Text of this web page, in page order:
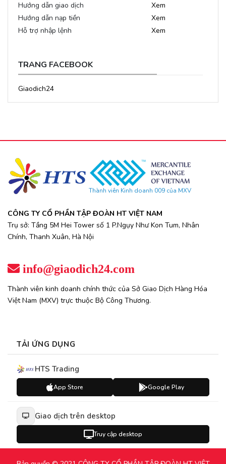
Hướng dẫn giao dịch
Xem
Hướng dẫn nạp tiền
Xem
Hỗ trợ nhập lệnh
Xem
TRANG FACEBOOK
Giaodich24
Thành viên Kinh doanh 009 của MXV
CÔNG TY CỔ PHẦN TẬP ĐOÀN HT VIỆT NAM
Trụ sở: Tầng 5M Hei Tower số 1 P.Ngụy Như Kon Tum, Nhân
Chính, Thanh Xuân, Hà Nội
info@giaodich24.com
Thành viên kinh doanh chính thức của Sở Giao Dịch Hàng Hóa
Việt Nam (MXV) trực thuộc Bộ Công Thương.
TẢI ỨNG DỤNG
HTS Trading
App Store Google Play
Giao dịch trên desktop
Truy cập desktop